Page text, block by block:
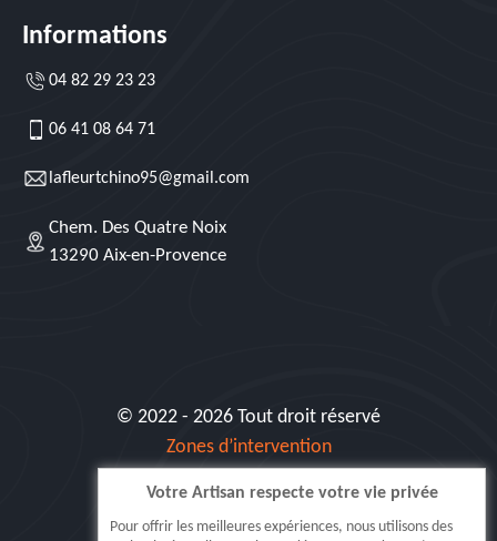
Informations
04 82 29 23 23
06 41 08 64 71
lafleurtchino95@gmail.com
Chem. Des Quatre Noix
13290 Aix-en-Provence
© 2022 - 2026 Tout droit réservé
Zones d’intervention
Siret: 515 062 404 000 30
Votre Artisan respecte votre vie privée
Pour offrir les meilleures expériences, nous utilisons des